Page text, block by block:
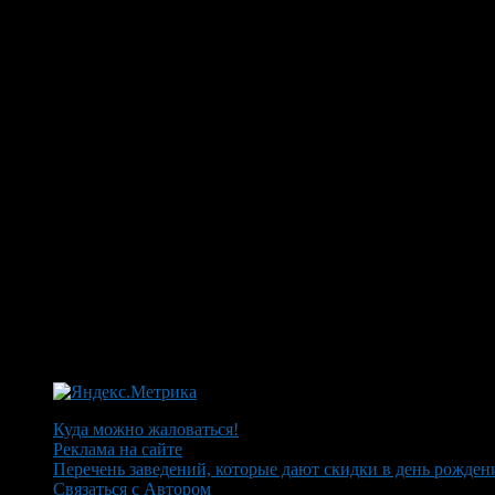
Куда можно жаловаться!
Реклама на сайте
Перечень заведений, которые дают скидки в день
Связаться с Автором